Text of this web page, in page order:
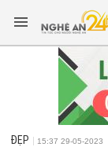
ĐẸP 15:37 29-05-2023